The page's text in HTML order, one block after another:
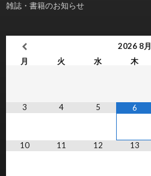
雑誌・書籍のお知らせ
2026 8月
月
火 水 木
3 4 5 6
10 11 12 13